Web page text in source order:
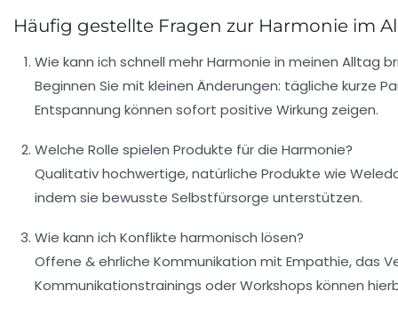
Häufig gestellte Fragen zur Harmonie im
Wie kann ich schnell mehr Harmonie in meinen Alltag
Beginnen Sie mit kleinen Änderungen: tägliche kurze
Entspannung können sofort positive Wirkung zeigen.
Welche Rolle spielen Produkte für die Harmonie?
Qualitativ hochwertige, natürliche Produkte wie
indem sie bewusste Selbstfürsorge unterstützen.
Wie kann ich Konflikte harmonisch lösen?
Offene & ehrliche Kommunikation mit Empathie, das
Kommunikationstrainings oder Workshops können